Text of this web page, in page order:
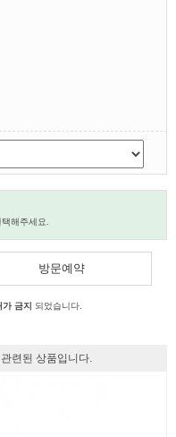
해주세요.
방문예약
금지
되었습니다.
련된 상품입니다.